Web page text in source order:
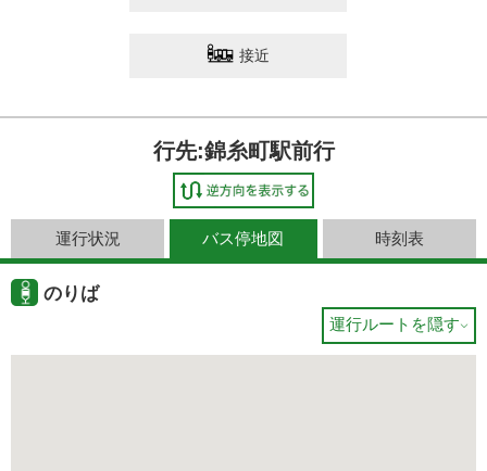
接近
行先:錦糸町駅前行
運行状況 バス停地図 時刻表
のりば
運行ルートを隠す